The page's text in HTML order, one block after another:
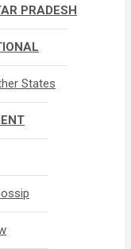
PRADESH
States